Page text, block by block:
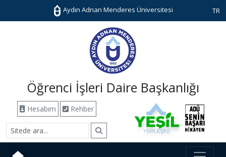
Aydın Adnan Menderes Üniversitesi TR
Öğrenci İşleri Daire Başkanlığı
Hesabım Rehber